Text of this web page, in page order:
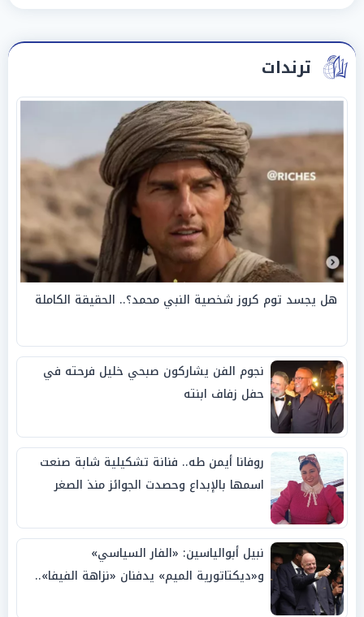
ترندات
هل يجسد توم كروز شخصية النبي محمد؟.. الحقيقة الكاملة
نجوم الفن يشاركون صبحي خليل فرحته في
حفل زفاف ابنته
روفانا أيمن طه.. فنانة تشكيلية شابة صنعت
اسمها بالإبداع وحصدت الجوائز منذ الصغر
نبيل أبوالياسين: «الفار السياسي»
و«ديكتاتورية الميم» يدفنان «نزاهة الفيفا»..